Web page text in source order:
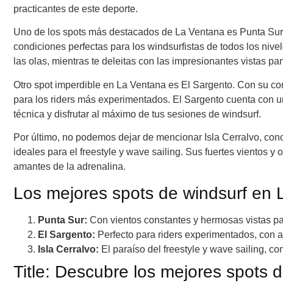
practicantes de este deporte.
Uno de los spots más destacados de La Ventana es Punta
condiciones perfectas para los windsurfistas de todos los
las olas, mientras te deleitas con las impresionantes vistas
Otro spot imperdible en La Ventana es El Sargento. Con su
para los riders más experimentados. El Sargento cuenta con
técnica y disfrutar al máximo de tus sesiones de windsurf.
Por último, no podemos dejar de mencionar Isla Cerralvo,
ideales para el freestyle y wave sailing. Sus fuertes vientos
amantes de la adrenalina.
Los mejores spots de windsurf en
Punta Sur: Con vientos constantes y hermosas vistas
El Sargento: Perfecto para riders experimentados, con
Isla Cerralvo: El paraíso del freestyle y wave sailing,
Title: Descubre los mejores spots